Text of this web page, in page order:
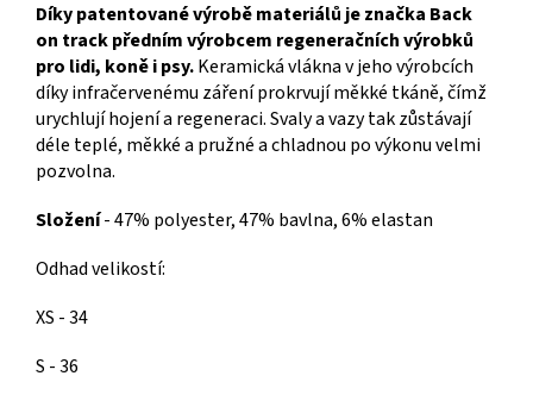
Díky patentované výrobě materiálů je značka Back
on track předním výrobcem regeneračních výrobků
pro lidi, koně i psy.Keramická vlákna v jeho výrobcích
díky infračervenému záření prokrvují měkké tkáně, čímž
urychlují hojení a regeneraci. Svaly a vazy tak zůstávají
déle teplé, měkké a pružné a chladnou po výkonu velmi
pozvolna.
Složení- 47% polyester, 47% bavlna, 6% elastan
Odhad velikostí:
XS - 34
S - 36